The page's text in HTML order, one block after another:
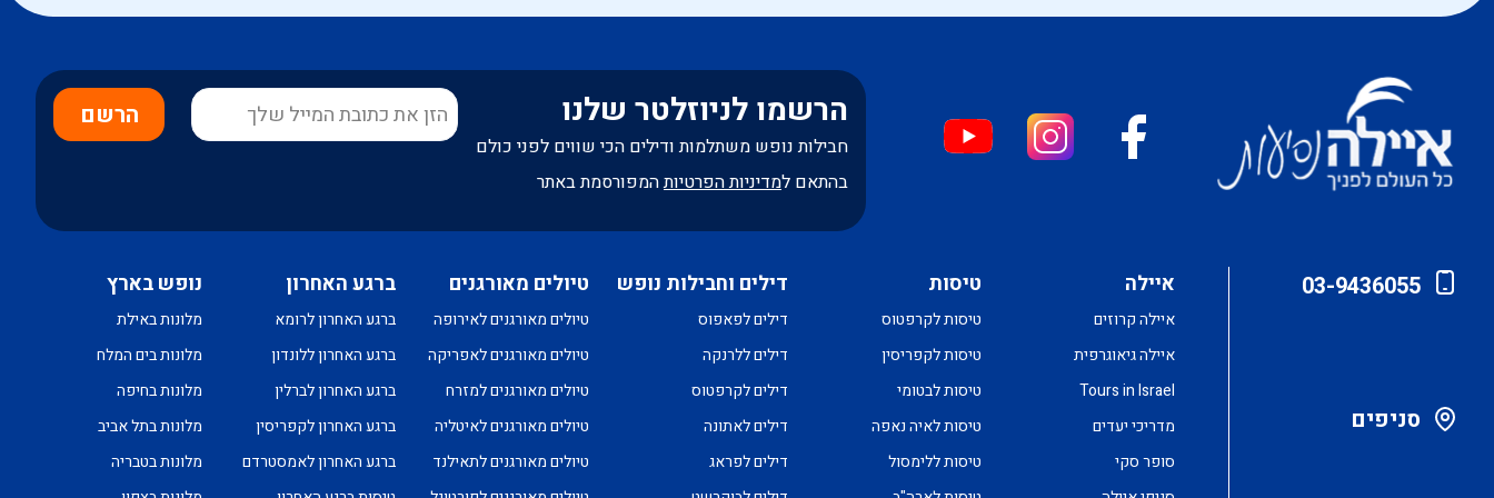
הרשמו לניוזלטר שלנו
חבילות נופש משתלמות ודילים הכי שווים לפני כולם
בהתאם למדיניות הפרטיותהמפורסמת באתר
הרשם
03-9436055
סניפים
איילה
איילה קרוזים
איילה גיאוגרפית
Tours in Israel
מדריכי יעדים
סופר סקי
טיסות
טיסות לקרפטוס
טיסות לקפריסין
טיסות לבטומי
טיסות לאיה נאפה
טיסות ללימסול
דילים וחבילות נופש
דילים לפאפוס
דילים ללרנקה
דילים לקרפטוס
דילים לאתונה
דילים לפראג
טיולים מאורגנים
טיולים מאורגנים לאירופה
טיולים מאורגנים לאפריקה
טיולים מאורגנים למזרח
טיולים מאורגנים לאיטליה
טיולים מאורגנים לתאילנד
ברגע האחרון
ברגע האחרון לרומא
ברגע האחרון ללונדון
ברגע האחרון לברלין
ברגע האחרון לקפריסין
ברגע האחרון לאמסטרדם
נופש בארץ
מלונות באילת
מלונות בים המלח
מלונות בחיפה
מלונות בתל אביב
מלונות בטבריה